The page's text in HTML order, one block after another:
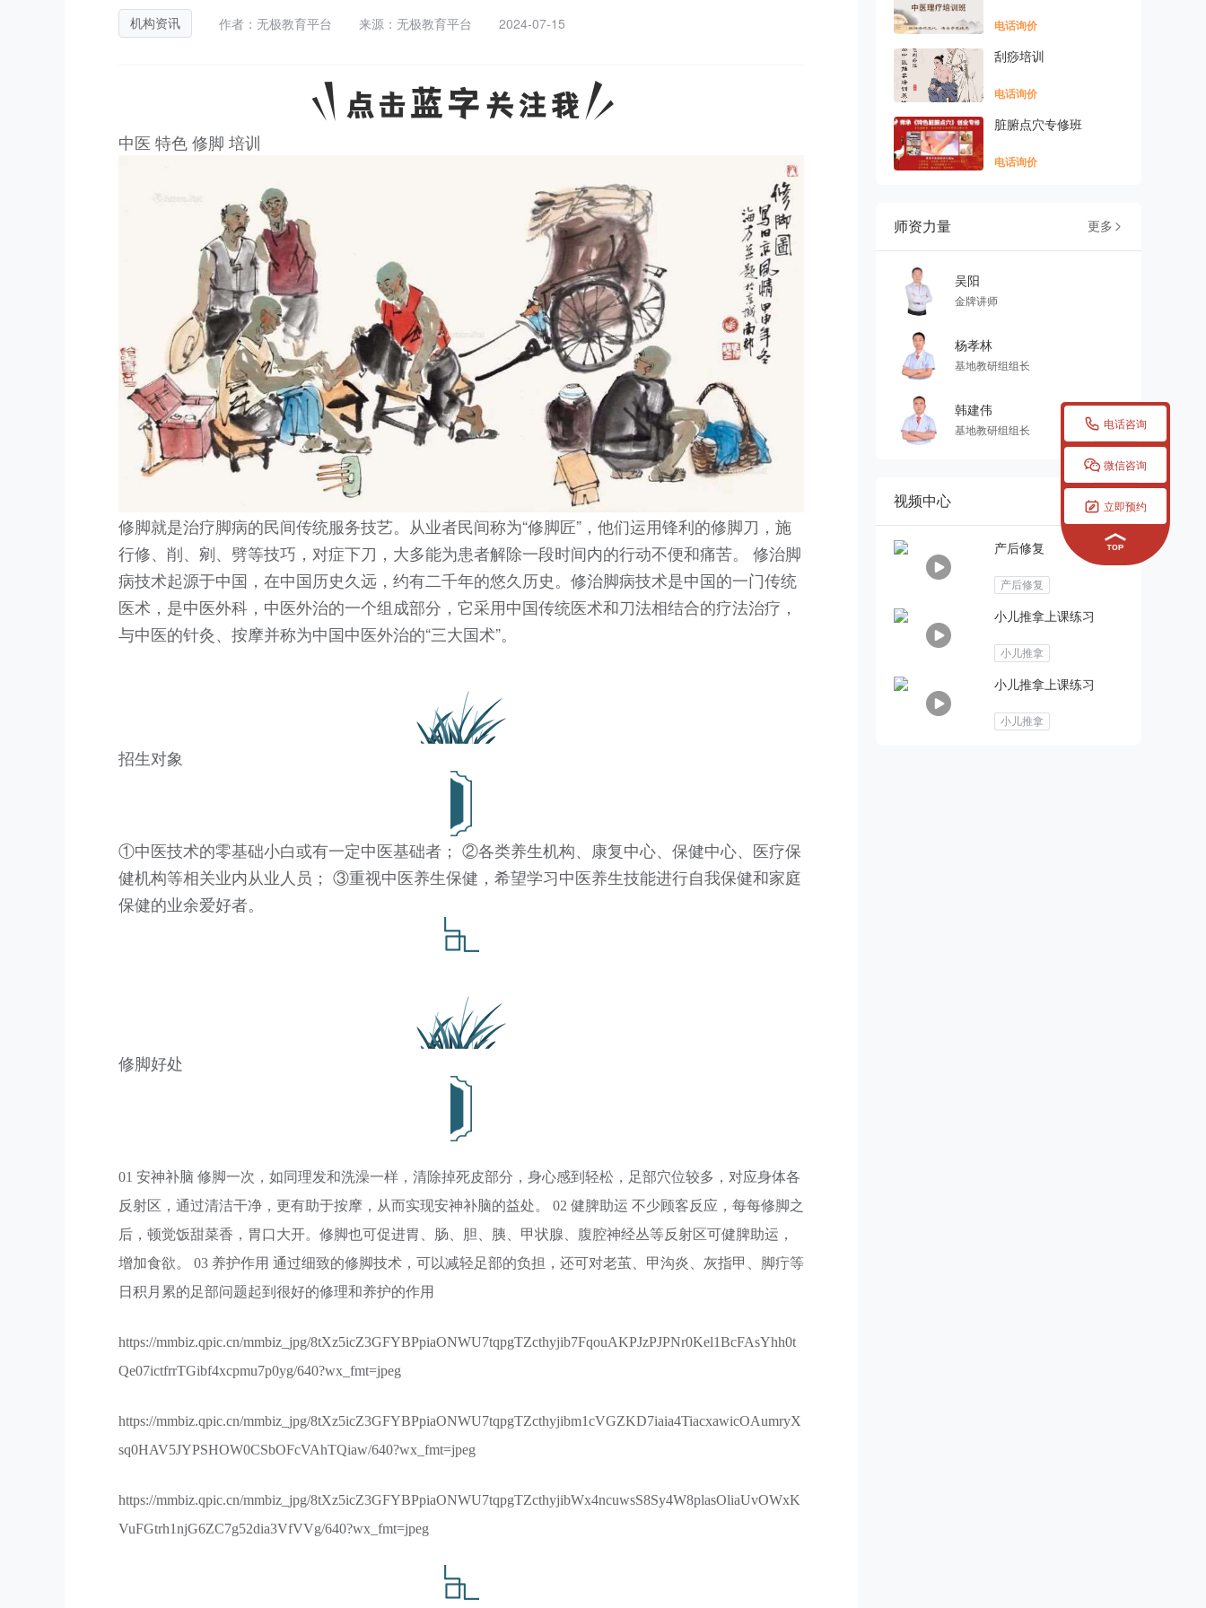
 电话咨询
 微信咨询
 立即预约
机构资讯 作者：无极教育平台 来源：无极教育平台 2024-07-15
中医 特色 修脚 培训
修脚就是治疗脚病的民间传统服务技艺。从业者民间称为“修脚匠”，他们运用锋利的修脚刀，施
行修、削、剜、劈等技巧，对症下刀，大多能为患者解除一段时间内的行动不便和痛苦。 修治脚
病技术起源于中国，在中国历史久远，约有二千年的悠久历史。修治脚病技术是中国的一门传统
医术，是中医外科，中医外治的一个组成部分，它采用中国传统医术和刀法相结合的疗法治疗，
与中医的针灸、按摩并称为中国中医外治的“三大国术”。
招生对象
①中医技术的零基础小白或有一定中医基础者； ②各类养生机构、康复中心、保健中心、医疗保
健机构等相关业内从业人员； ③重视中医养生保健，希望学习中医养生技能进行自我保健和家庭
保健的业余爱好者。
修脚好处
01 安神补脑 修脚一次，如同理发和洗澡一样，清除掉死皮部分，身心感到轻松，足部穴位较多，对应身体各
反射区，通过清洁干净，更有助于按摩，从而实现安神补脑的益处。 02 健脾助运 不少顾客反应，每每修脚之
后，顿觉饭甜菜香，胃口大开。修脚也可促进胃、肠、胆、胰、甲状腺、腹腔神经丛等反射区可健脾助运，
增加食欲。 03 养护作用 通过细致的修脚技术，可以减轻足部的负担，还可对老茧、甲沟炎、灰指甲、脚疔等
日积月累的足部问题起到很好的修理和养护的作用
https://mmbiz.qpic.cn/mmbiz_jpg/8tXz5icZ3GFYBPpiaONWU7tqpgTZcthyjib7FqouAKPJzPJPNr0Kel1BcFAsYhh0t
Qe07ictfrrTGibf4xcpmu7p0yg/640?wx_fmt=jpeg
https://mmbiz.qpic.cn/mmbiz_jpg/8tXz5icZ3GFYBPpiaONWU7tqpgTZcthyjibm1cVGZKD7iaia4TiacxawicOAumryX
sq0HAV5JYPSHOW0CSbOFcVAhTQiaw/640?wx_fmt=jpeg
https://mmbiz.qpic.cn/mmbiz_jpg/8tXz5icZ3GFYBPpiaONWU7tqpgTZcthyjibWx4ncuwsS8Sy4W8plasOliaUvOWxK
VuFGtrh1njG6ZC7g52dia3VfVVg/640?wx_fmt=jpeg
电话询价
刮痧培训
电话询价
脏腑点穴专修班
电话询价
师资力量 更多 
吴阳
金牌讲师
杨孝林
基地教研组组长
韩建伟
基地教研组组长
视频中心
产后修复
产后修复
小儿推拿上课练习
小儿推拿
小儿推拿上课练习
小儿推拿